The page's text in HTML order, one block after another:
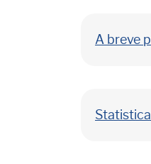
A breve